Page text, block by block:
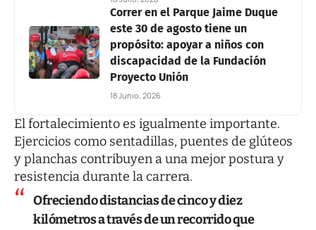
Correr en el Parque Jaime Duque
este 30 de agosto tiene un
propósito: apoyar a niños con
discapacidad de la Fundación
Proyecto Unión
18 Junio, 2026
El fortalecimiento es igualmente importante.
Ejercicios como sentadillas, puentes de glúteos
y planchas contribuyen a una mejor postura y
resistencia durante la carrera.
Ofreciendo distancias de cinco y diez
kilómetros a través de un recorrido que